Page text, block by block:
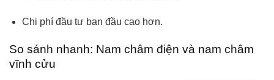
Chi phí đầu tư ban đầu cao hơn.
So sánh nhanh: Nam châm điện và nam châm
vĩnh cửu